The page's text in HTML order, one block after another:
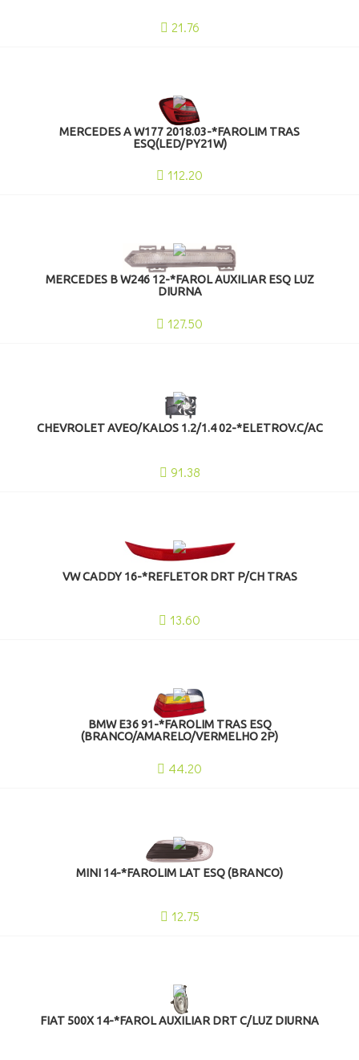
21.76
MERCEDES A W177 2018.03-*FAROLIM TRAS
ESQ(LED/PY21W)
112.20
MERCEDES B W246 12-*FAROL AUXILIAR ESQ LUZ
DIURNA
127.50
CHEVROLET AVEO/KALOS 1.2/1.4 02-*ELETROV.C/AC
91.38
VW CADDY 16-*REFLETOR DRT P/CH TRAS
13.60
BMW E36 91-*FAROLIM TRAS ESQ
(BRANCO/AMARELO/VERMELHO 2P)
44.20
MINI 14-*FAROLIM LAT ESQ (BRANCO)
12.75
FIAT 500X 14-*FAROL AUXILIAR DRT C/LUZ DIURNA